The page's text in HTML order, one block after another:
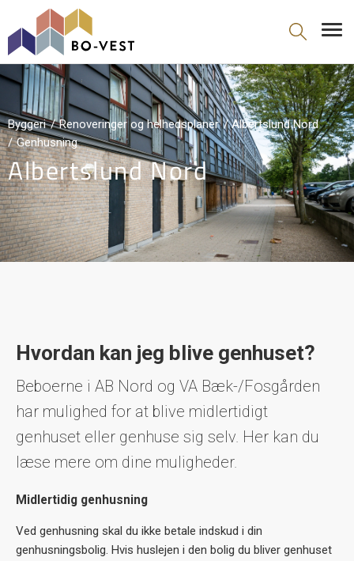
gå til indhold
Byggeri Renoveringer og helhedsplaner
Albertslund Nord
Genhusning
Albertslund Nord
Hvordan kan jeg blive genhuset?
Beboerne i AB Nord og VA Bæk-/Fosgården
har mulighed for at blive midlertidigt
genhuset eller genhuse sig selv. Her kan du
læse mere om dine muligheder.
Midlertidig genhusning
Ved genhusning skal du ikke betale indskud i din
genhusningsbolig. Hvis huslejen i den bolig du bliver genhuset